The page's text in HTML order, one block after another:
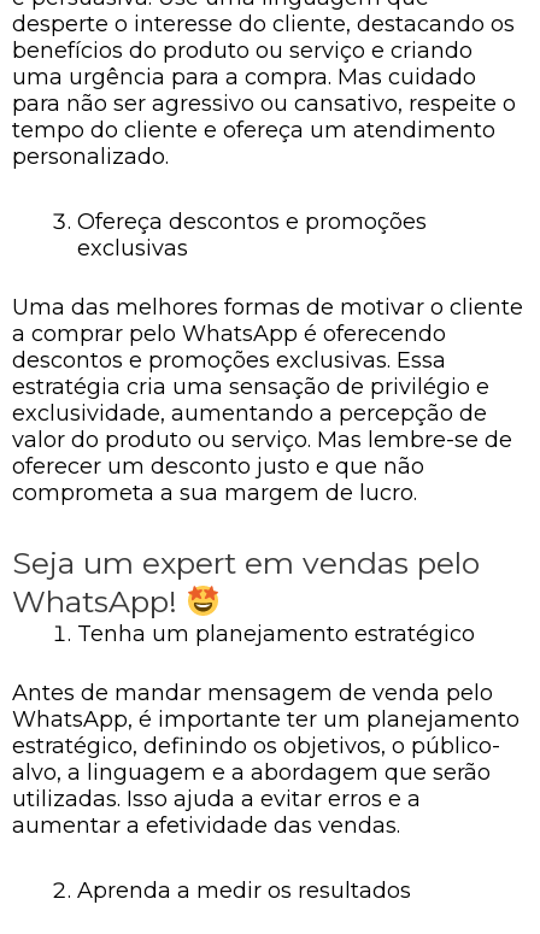
desperte o interesse do cliente, destacando os
benefícios do produto ou serviço e criando
uma urgência para a compra. Mas cuidado
para não ser agressivo ou cansativo, respeite o
tempo do cliente e ofereça um atendimento
personalizado.
Ofereça descontos e promoções
exclusivas
Uma das melhores formas de motivar o cliente
a comprar pelo WhatsApp é oferecendo
descontos e promoções exclusivas. Essa
estratégia cria uma sensação de privilégio e
exclusividade, aumentando a percepção de
valor do produto ou serviço. Mas lembre-se de
oferecer um desconto justo e que não
comprometa a sua margem de lucro.
Seja um expert em vendas pelo
WhatsApp!
Tenha um planejamento estratégico
Antes de mandar mensagem de venda pelo
WhatsApp, é importante ter um planejamento
estratégico, definindo os objetivos, o público-
alvo, a linguagem e a abordagem que serão
utilizadas. Isso ajuda a evitar erros e a
aumentar a efetividade das vendas.
Aprenda a medir os resultados